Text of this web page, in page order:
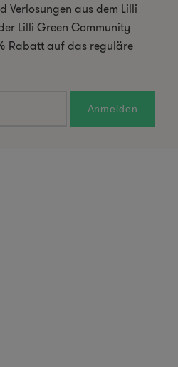
Verlosungen aus dem Lilli
Lilli Green Community
Rabatt auf das reguläre